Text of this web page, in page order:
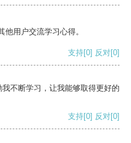
用户交流学习心得。
支持[0] 反对[0]
不断学习，让我能够取得更好的
支持[0] 反对[0]